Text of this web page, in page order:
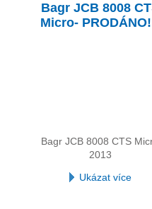
Bagr JCB 8008
Micro-
Bagr JCB 8008 CTS
2013
Ukázat více